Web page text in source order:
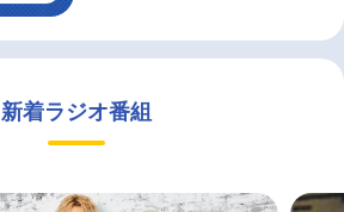
新着ラジオ番組